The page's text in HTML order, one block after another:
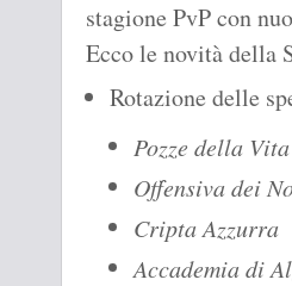
stagione PvP con
Ecco le novità della
Rotazione delle
Pozze della
Offensiva dei
Cripta Azzurra
Accademia di